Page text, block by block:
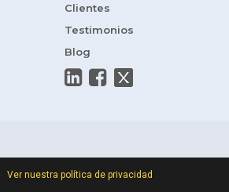
Clientes
Testimonios
Blog
Ver nuestra política de privacidad